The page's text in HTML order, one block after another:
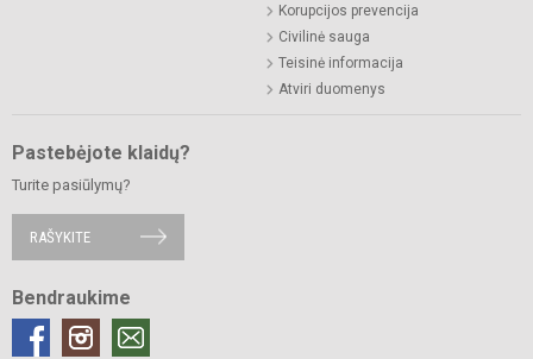
Korupcijos prevencija
Civilinė sauga
Teisinė informacija
Atviri duomenys
Pastebėjote klaidų?
Turite pasiūlymų?
RAŠYKITE
Bendraukime